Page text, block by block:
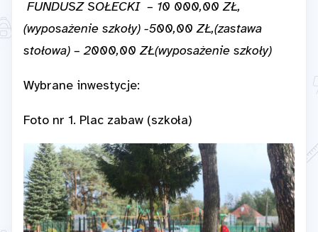
FUNDUSZ SOŁECKI – 10 000,00 ZŁ,
(wyposażenie szkoły) -500,00 ZŁ,(zastawa
stołowa) – 2000,00 ZŁ(wyposażenie szkoły)
Wybrane inwestycje:
Foto nr 1. Plac zabaw (szkoła)